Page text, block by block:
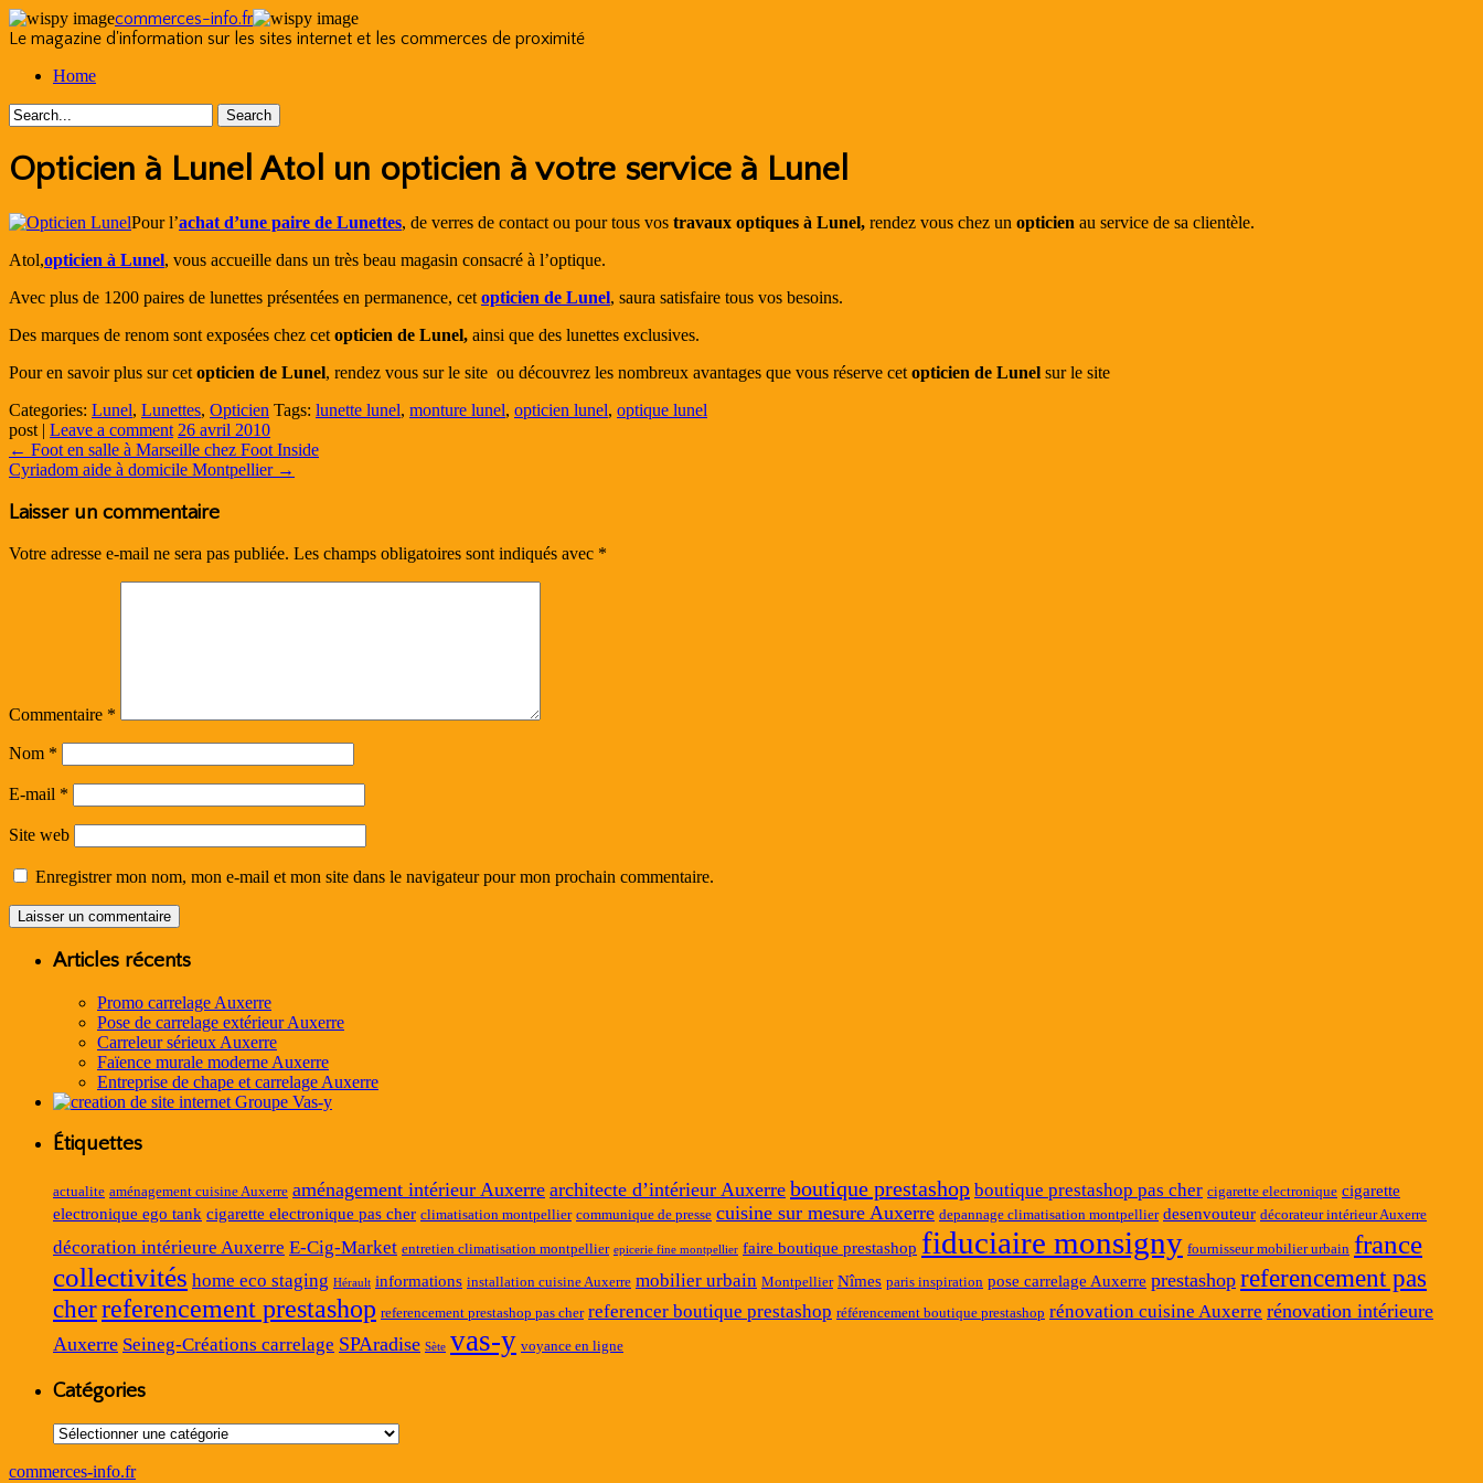
commerces-info.fr
Le magazine d'information sur les sites internet et les commerces de proximité
Skip
content
Home
Opticien à Lunel Atol un opticien à votre service à Lunel
Pour l’achat d’une paire de Lunettes, de verres de contact ou pour tous vos travaux optiques à Lunel, rendez vous chez un opticien au service de sa clientèle.
Atol,opticien à Lunel, vous accueille dans un très beau magasin consacré à l’optique.
Avec plus de 1200 paires de lunettes présentées en permanence, cet opticien de Lunel, saura satisfaire tous vos besoins.
Des marques de renom sont exposées chez cet opticien de Lunel, ainsi que des lunettes exclusives.
Pour en savoir plus sur cet opticien de Lunel, rendez vous sur le site ou découvrez les nombreux avantages que vous réserve cet opticien de Lunel sur le site
Categories: Lunel, Lunettes, Opticien Tags: lunette lunel, monture lunel, opticien lunel, optique lunel
post | Leave a comment 26 avril 2010
← Foot en salle à Marseille chez Foot Inside
Cyriadom aide à domicile Montpellier →
Laisser un commentaire
Votre adresse e-mail ne sera pas publiée. Les champs obligatoires sont indiqués avec *
Commentaire *
Nom *
E-mail *
Site web
Enregistrer mon nom, mon e-mail et mon site dans le navigateur pour mon prochain commentaire.
Articles récents
Promo carrelage Auxerre
Pose de carrelage extérieur Auxerre
Carreleur sérieux Auxerre
Faïence murale moderne Auxerre
Entreprise de chape et carrelage Auxerre
Étiquettes
actualite aménagement cuisine Auxerre aménagement intérieur Auxerre architecte d’intérieur Auxerre boutique prestashop boutique prestashop pas cher cigarette electronique cigarette
electronique ego tank cigarette electronique pas cher climatisation montpellier communique de presse cuisine sur mesure Auxerre depannage climatisation montpellier desenvouteur décorateur intérieur Auxerre
décoration intérieure Auxerre E-Cig-Market entretien climatisation montpellier epicerie fine montpellier faire boutique prestashop fiduciaire monsigny fournisseur mobilier urbain france
collectivités home eco staging Hérault informations installation cuisine Auxerre mobilier urbain Montpellier Nîmes paris inspiration pose carrelage Auxerre prestashop referencement pas
cherreferencement prestashop referencement prestashop pas cher referencer boutique prestashop référencement boutique prestashop rénovation cuisine Auxerre rénovation intérieure
Auxerre Seineg-Créations carrelage SPAradise Sète vas-y voyance en ligne
Catégories
Catégories
commerces-info.fr